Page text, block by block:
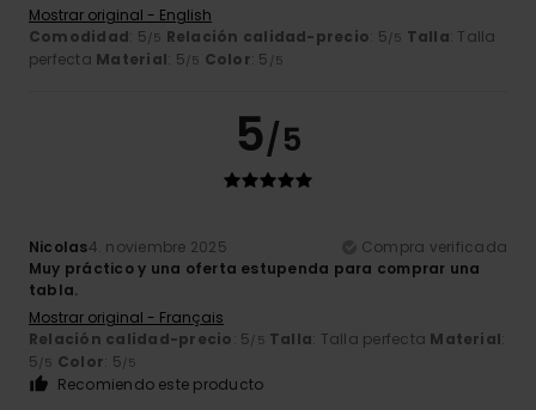
Mostrar original - English
Comodidad: 5/5 Relación calidad-precio: 5/5 Talla: Talla
perfecta Material: 5/5 Color: 5 /5
5/5
Nicolas4. noviembre 2025
Compra verificada
Muy práctico y una oferta estupenda para comprar una
tabla.
Mostrar original - Français
Relación calidad-precio: 5/5 Talla: Talla perfecta Material:
5/5 Color: 5/5
Recomiendo este producto